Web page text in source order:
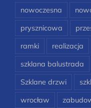
nowoczesna
prysznicowa
ramki
realizacja
szklana balustrada
Szklane drzwi
wrocław